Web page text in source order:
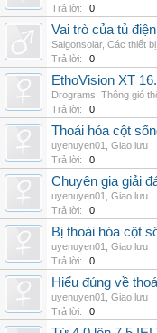
Trả lời:
0
Vai trò của tủ
Saigonsolar, Các thiết
Trả lời:
0
EthoVision XT
Drograms Thông gió
Trả lời:
0
Thoái hóa cột
uyenuyen01
Giao lưu
Trả lời:
0
Chuyên gia giải
uyenuyen01
Giao lưu
Trả lời:
0
Bị thoái hóa cột
uyenuyen01
Giao lưu
Trả lời:
0
Hiểu đúng về
uyenuyen01
Giao lưu
Trả lời:
0